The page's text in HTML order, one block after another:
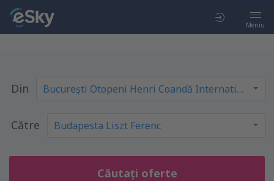
Meniu
Din
Către
Căutați oferte